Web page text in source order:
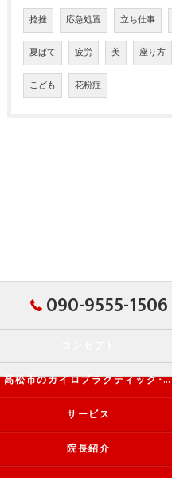
捻挫 応急処置 立ち仕事
夏ばて 疲労 美 座り方
こども 花粉症
090-9555-1506
高松市のカイロプラクティック･か・から～ず施術院の評判
サービス
院長紹介